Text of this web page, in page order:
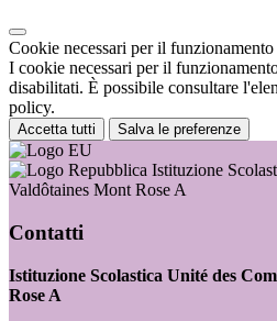
Cookie necessari per il funzionamento
I cookie necessari per il
disabilitati. È possibile consultare
policy.
Accetta tutti Salva le preferenze
Istituzione
Valdôtaines Mont Rose A
Contatti
Istituzione Scolastica Unité des
Rose A